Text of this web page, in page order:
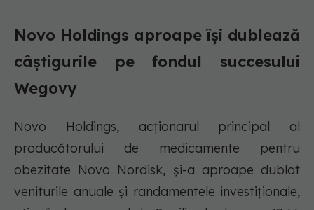
Novo Holdings aproape își dublează
câștigurile pe fondul succesului
Wegovy
Novo Holdings, acționarul principal al
producătorului de medicamente pentru
obezitate Novo Nordisk, și-a aproape dublat
veniturile anuale și randamentele investiționale,